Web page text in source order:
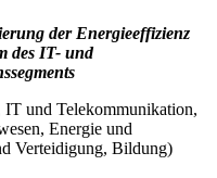
der Energieeffizienz
des IT- und
und Telekommunikation,
Energie und
Verteidigung, Bildung)